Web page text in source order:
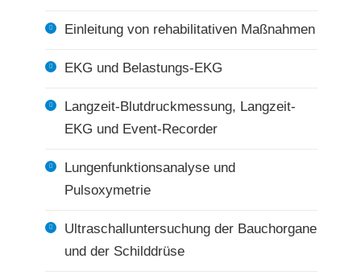
Einleitung von rehabilitativen Maßnahmen
EKG und Belastungs-EKG
Langzeit-Blutdruckmessung, Langzeit-
EKG und Event-Recorder
Lungenfunktionsanalyse und
Pulsoxymetrie
Ultraschalluntersuchung der Bauchorgane
und der Schilddrüse